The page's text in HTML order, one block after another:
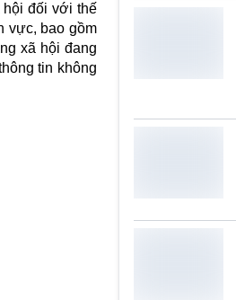
hội đối với thế
vực, bao gồm
xã hội đang
tin không